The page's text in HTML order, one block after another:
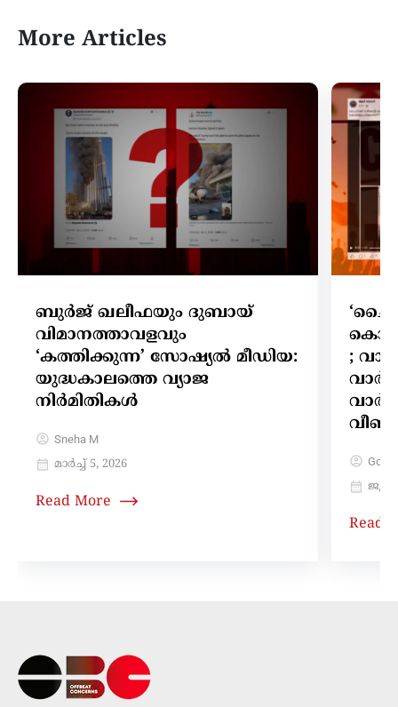
More Articles
ബുർജ് ഖലീഫയും ദുബായ്
വിമാനത്താവളവും
‘കത്തിക്കുന്ന’ സോഷ്യൽ മീഡിയ:
യുദ്ധകാലത്തെ വ്യാജ
നിർമിതികൾ
Sneha M
മാർച്ച്‌ 5, 2026
Read More
;
ജൂലൈ
Read